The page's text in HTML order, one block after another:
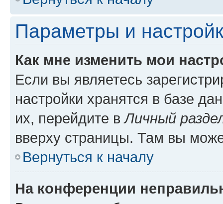
Параметры и
Как мне изменить мои
Если вы являетесь
настройки хранятся в базе
их, перейдите вЛичный
вверху страницы. Там вы
Вернуться к началу
На конференции